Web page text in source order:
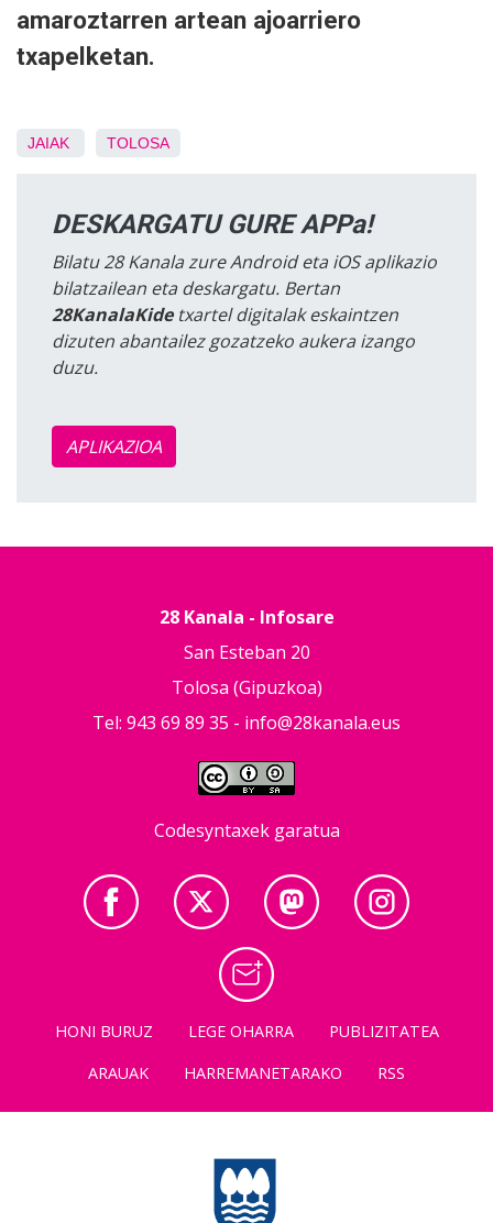
amaroztarren artean ajoarriero
txapelketan.
JAIAK TOLOSA
DESKARGATU GURE APPa!
Bilatu 28 Kanala zure Android eta iOS aplikazio
bilatzailean eta deskargatu. Bertan
28KanalaKidetxartel digitalak eskaintzen
dizuten abantailez gozatzeko aukera izango
duzu.
APLIKAZIOA
28 Kanala - Infosare
San Esteban 20
Tolosa (Gipuzkoa)
Tel: 943 69 89 35 - info@28kanala.eus
Codesyntaxek garatua
HONI BURUZ LEGE OHARRA
PUBLIZITATEA
ARAUAK
HARREMANETARAKO RSS